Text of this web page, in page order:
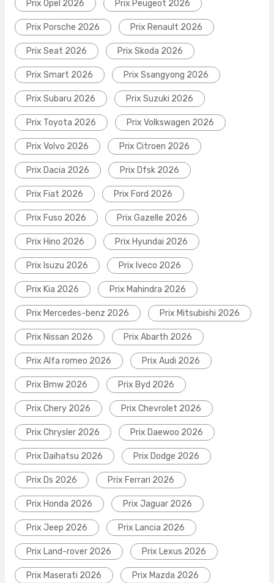
Prix Opel 2026 Prix Peugeot 2026
Prix Porsche 2026 Prix Renault 2026
Prix Seat 2026 Prix Skoda 2026
Prix Smart 2026 Prix Ssangyong 2026
Prix Subaru 2026 Prix Suzuki 2026
Prix Toyota 2026 Prix Volkswagen 2026
Prix Volvo 2026 Prix Citroen 2026
Prix Dacia 2026 Prix Dfsk 2026
Prix Fiat 2026 Prix Ford 2026
Prix Fuso 2026 Prix Gazelle 2026
Prix Hino 2026 Prix Hyundai 2026
Prix Isuzu 2026 Prix Iveco 2026
Prix Kia 2026 Prix Mahindra 2026
Prix Mercedes-benz 2026 Prix Mitsubishi 2026
Prix Nissan 2026 Prix Abarth 2026
Prix Alfa romeo 2026 Prix Audi 2026
Prix Bmw 2026 Prix Byd 2026
Prix Chery 2026 Prix Chevrolet 2026
Prix Chrysler 2026 Prix Daewoo 2026
Prix Daihatsu 2026 Prix Dodge 2026
Prix Ds 2026 Prix Ferrari 2026
Prix Honda 2026 Prix Jaguar 2026
Prix Jeep 2026 Prix Lancia 2026
Prix Land-rover 2026 Prix Lexus 2026
Prix Maserati 2026 Prix Mazda 2026